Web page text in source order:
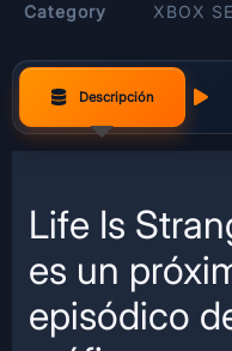
Category
XBOX
Descripción
Life Is
es un
episódico